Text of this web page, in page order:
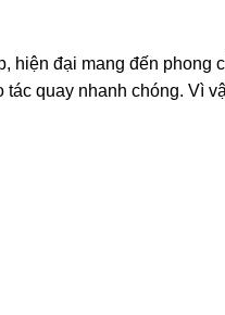
hiện đại mang đến phong
quay nhanh chóng. Vì